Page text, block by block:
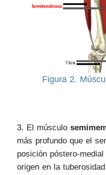
Figura 2.
3. El músculo
más profundo que el
posición póstero-
origen en la